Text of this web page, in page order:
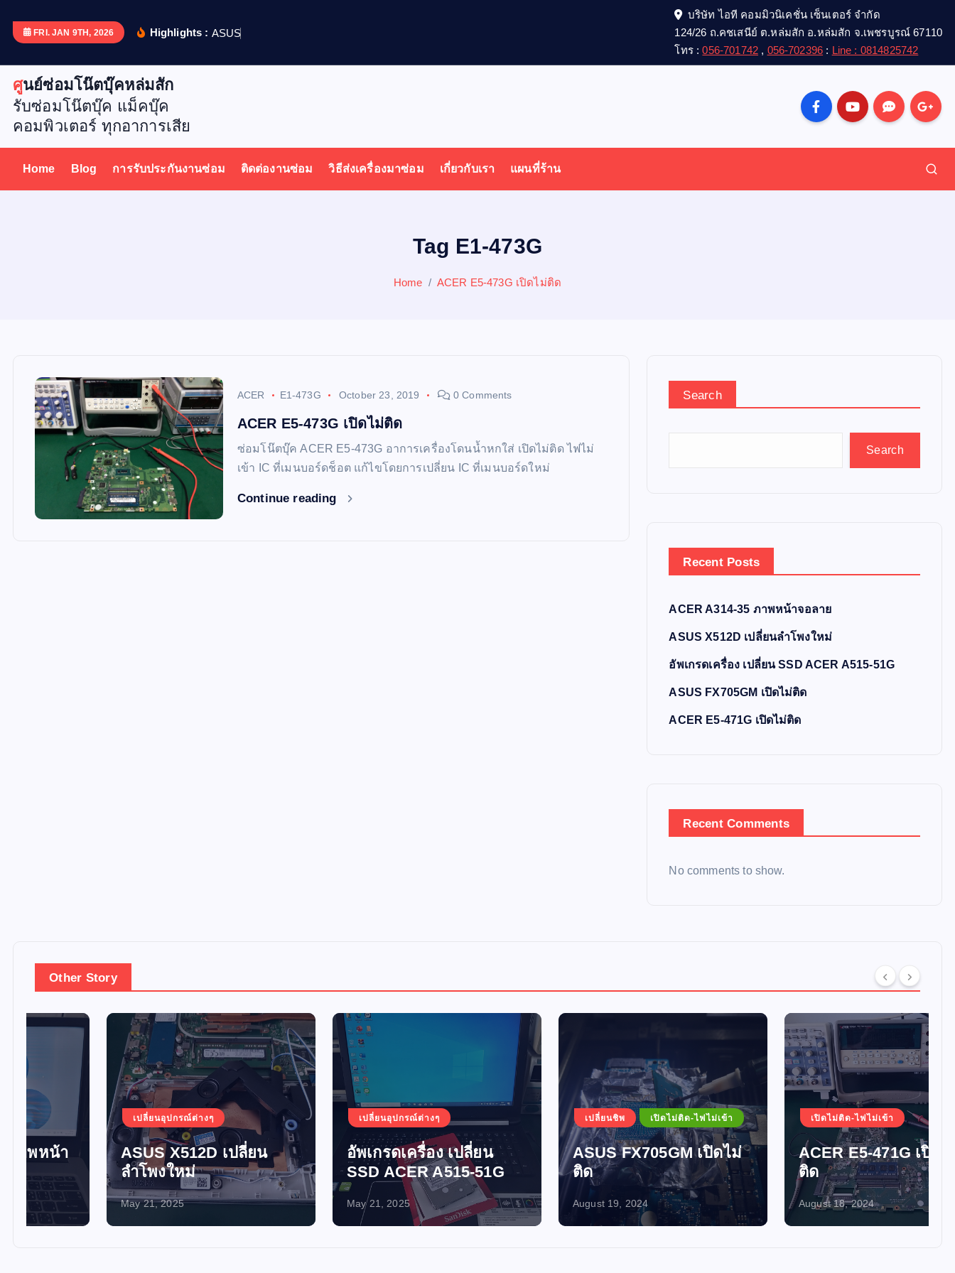
p
FRI. JAN 9TH, 2026 Highlights : ASUS
บริษัท ไอที คอมมิวนิเคชั่น เซ็นเตอร์ จำกัด
124/26 ถ.คชเสนีย์ ต.หล่มสัก อ.หล่มสัก จ.เพชรบูรณ์ 67110
โทร :056-701742 , 056-702396 : Line : 0814825742
ศูนย์ซ่อมโน๊ตบุ๊คหล่มสัก
รับซ่อมโน๊ตบุ๊ค แม็คบุ๊ค
คอมพิวเตอร์ ทุกอาการเสีย
Home Blog การรับประกันงานซ่อม ติดต่องานซ่อม วิธีส่งเครื่องมาซ่อม เกี่ยวกับเรา แผนที่ร้าน
Tag E1-473G
Home ACER E5-473G เปิดไม่ติด
ACER E1-473G October 23, 2019 0 Comments
ACER E5-473G เปิดไม่ติด
ซ่อมโน๊ตบุ๊ค ACER E5-473G อาการเครื่องโดนน้ำหกใส่ เปิดไม่ติด ไฟไม่
เข้า IC ที่เมนบอร์ดช็อต แก้ไขโดยการเปลี่ยน IC ที่เมนบอร์ดใหม่
Continue reading
Search
Search
Recent Posts
ACER A314-35 ภาพหน้าจอลาย
ASUS X512D เปลี่ยนลำโพงใหม่
อัพเกรดเครื่อง เปลี่ยน SSD ACER A515-51G
ASUS FX705GM เปิดไม่ติด
ACER E5-471G เปิดไม่ติด
Recent Comments
No comments to show.
Other Story
เปลี่ยนอุปกรณ์ต่างๆ
ASUS X512D เปลี่ยน
ลำโพงใหม่
May 21, 2025
เปลี่ยนอุปกรณ์ต่างๆ
อัพเกรดเครื่อง เปลี่ยน
SSD ACER A515-51G
May 21, 2025
เปิดไม่ติด-ไฟไม่เข้า
ASUS FX705GM เปิดไม่
ติด
August 19, 2024
เปิดไม่ติด-ไฟไม่เข้า
ACER E5-471G เปิดไม่
ติด
August 18, 2024